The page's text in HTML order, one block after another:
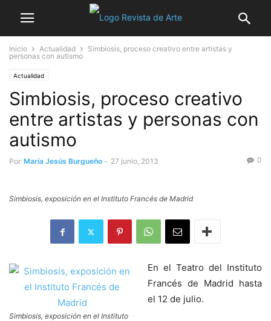
Inicio Actualidad
Simbiosis, proceso creativo entre artistas y
personas con autismo
Actualidad
Simbiosis, proceso creativo
entre artistas y personas con
autismo
Por María Jesús Burgueño - 27 junio, 2013 0
Simbiosis, exposición en el Instituto Francés de Madrid
Simbiosis, exposición en el Instituto
En el Teatro del Instituto
Francés de Madrid hasta
el 12 de julio.